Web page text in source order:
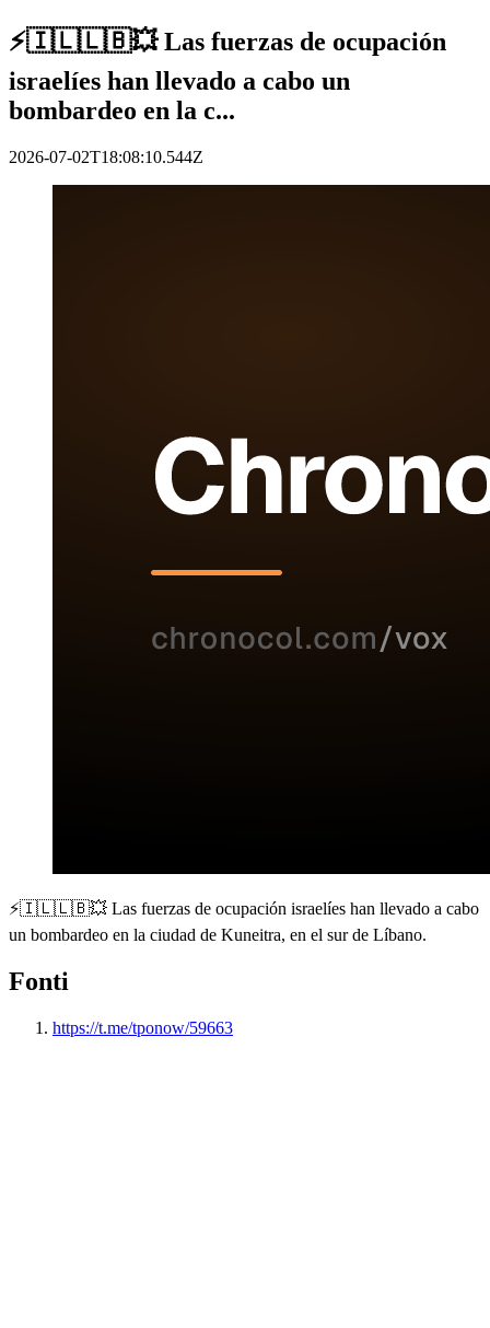
⚡️🇮🇱🇱🇧💥 Las fuerzas de ocupación
israelíes han llevado a cabo un
bombardeo en la c...
2026-07-02T18:08:10.544Z
⚡️🇮🇱🇱🇧💥 Las fuerzas de ocupación israelíes han llevado a cabo
un bombardeo en la ciudad de Kuneitra, en el sur de Líbano.
Fonti
https://t.me/tponow/59663